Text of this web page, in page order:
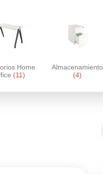
Home
(11)
Almacenamiento
(4)